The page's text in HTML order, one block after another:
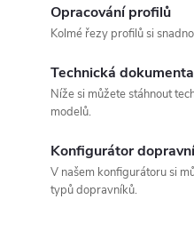
Opracování profilů
Kolmé řezy profilů si
Technická
Níže si můžete stáhnout
modelů.
Konfigurátor
V našem konfigurátoru si
typů dopravníků.